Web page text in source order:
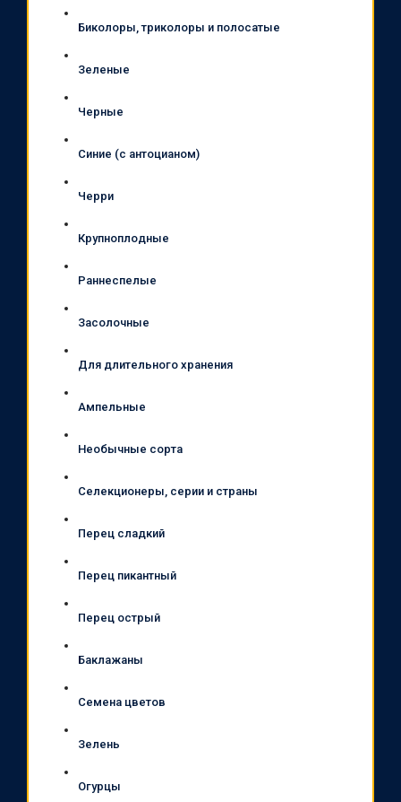
Биколоры, триколоры и полосатые
Зеленые
Черные
Синие (с антоцианом)
Черри
Крупноплодные
Раннеспелые
Засолочные
Для длительного хранения
Ампельные
Необычные сорта
Селекционеры, серии и страны
Перец сладкий
Перец пикантный
Перец острый
Баклажаны
Семена цветов
Зелень
Огурцы